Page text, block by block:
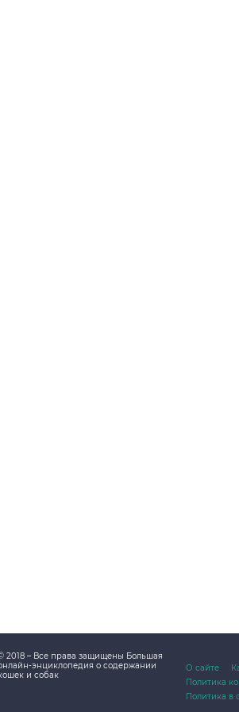
2018 – Все права защищены Большая
энциклопедия о содержании
и собак
О сайте
Политика
Политика в